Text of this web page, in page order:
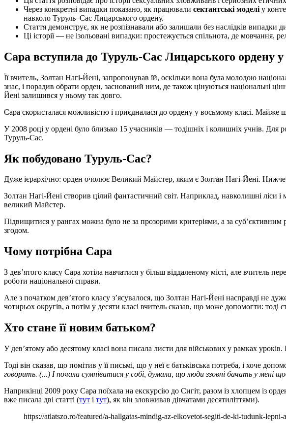
Через конкретні випадки показано, як працювали сектантські моделі у
навколо Туруль–Сас Лицарського ордену.
Стаття демонструє, як не розпізнавали або залишали без наслідків
Ці історії — не ізольовані випадки: простежується спільнота, де мовчання,
Сара вступила до Туруль-Сас Лицарського ордену у
Її вчитель, Золтан Нагі-Йені, запропонував їй, оскільки вона була молодою
знає, і порадив обрати орден, заснований ним, де також цінуються національні
Йені залишився у ньому так довго.
Сара скористалася можливістю і приєдналася до ордену у восьмому класі.
У 2008 році у ордені було близько 15 учасників — тодішніх і колишніх учнів.
Туруль-Сас.
Як побудовано Туруль-Сас?
Дуже ієрархічно: орден очолює Великий Майстер, яким є Золтан Нагі-Йені.
Золтан Нагі-Йені створив цілий фантастичний світ. Наприклад, навколишні ліси і
великий Майстер.
Підвищитися у рангах можна було не за прозорими критеріями, а за
згодом.
Чому потрібна Сара
З дев’ятого класу Сара хотіла навчатися у більш віддаленому місті, але вчитель
роботи національної справи.
Але з початком дев’ятого класу з’ясувалося, що Золтан Нагі-Йені насправді не
чотирьох округів, а потім у десяти класі вчитель сказав, що може допомогти: тоді
Хто стане її новим батьком?
У дев’ятому або десятому класі вона писала листи для військових у рамках
Тоді він сказав, що помітив у її письмі, що у неї є батьківська потреба, і хоче
говорить. (...) І почала сумніватися у собі, думала, що люди ззовні бачать у
Наприкінці 2009 року Сара поїхала на екскурсію до Сигіт, разом із хлопцем із
вже писала дві статті (тут і тут), як він зловживав дівчатами десятиліттями).
https://atlatszo.ro/featured/a-hallgatas-mindig-az-elkovetot-segiti-de-ki-tudunk-lepni-